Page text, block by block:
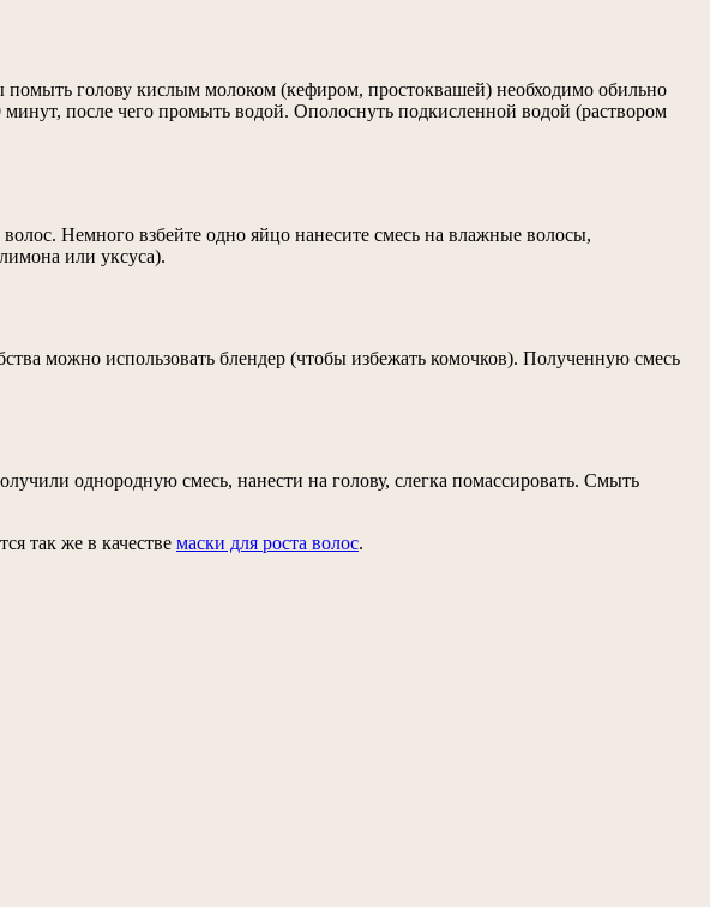
голову кислым молоком (кефиром, простоквашей) необходимо обильно
после чего промыть водой. Ополоснуть подкисленной водой (раствором
Немного взбейте одно яйцо нанесите смесь на влажные волосы,
или уксуса).
можно использовать блендер (чтобы избежать комочков). Полученную смесь
однородную смесь, нанести на голову, слегка помассировать. Смыть
так же в качестве маски для роста волос.